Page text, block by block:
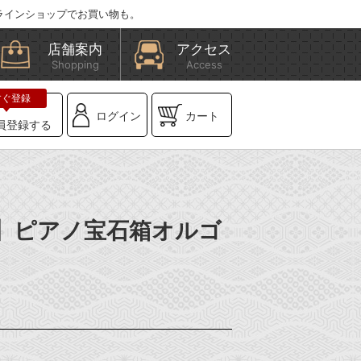
ンショップでお買い物も。
店舗案内
Shopping
アクセス
Access
登録する
ログイン カート
ピアノ宝石箱オルゴ